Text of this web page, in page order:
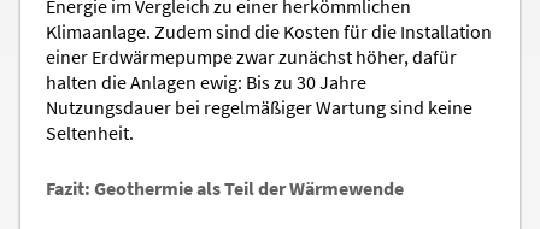
Energie im Vergleich zu einer herkömmlichen
Klimaanlage. Zudem sind die Kosten für die Installation
einer Erdwärmepumpe zwar zunächst höher, dafür
halten die Anlagen ewig: Bis zu 30 Jahre
Nutzungsdauer bei regelmäßiger Wartung sind keine
Seltenheit.
Fazit: Geothermie als Teil der Wärmewende